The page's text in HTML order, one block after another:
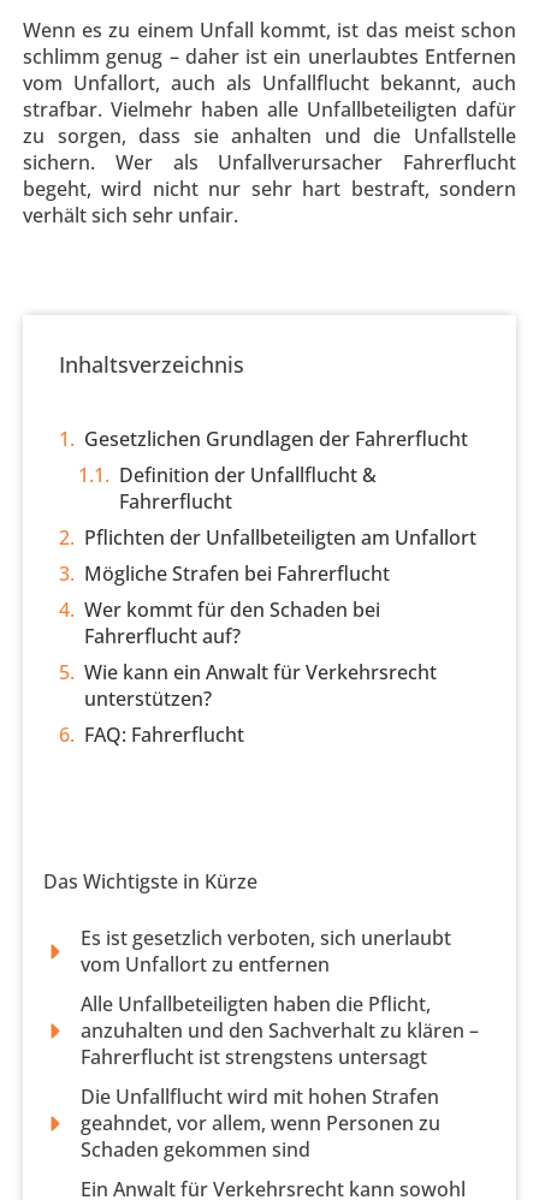
Wenn es zu einem Unfall kommt, ist das meist schon
schlimm genug – daher ist ein unerlaubtes Entfernen
vom Unfallort, auch als Unfallflucht bekannt, auch
strafbar. Vielmehr haben alle Unfallbeteiligten dafür
zu sorgen, dass sie anhalten und die Unfallstelle
sichern. Wer als Unfallverursacher Fahrerflucht
begeht, wird nicht nur sehr hart bestraft, sondern
verhält sich sehr unfair.
Inhaltsverzeichnis
Gesetzlichen Grundlagen der Fahrerflucht
Definition der Unfallflucht &
Fahrerflucht
Pflichten der Unfallbeteiligten am Unfallort
Mögliche Strafen bei Fahrerflucht
Wer kommt für den Schaden bei
Fahrerflucht auf?
Wie kann ein Anwalt für Verkehrsrecht
unterstützen?
FAQ: Fahrerflucht
Das Wichtigste in Kürze
Es ist gesetzlich verboten, sich unerlaubt
vom Unfallort zu entfernen
Alle Unfallbeteiligten haben die Pflicht,
anzuhalten und den Sachverhalt zu klären –
Fahrerflucht ist strengstens untersagt
Die Unfallflucht wird mit hohen Strafen
geahndet, vor allem, wenn Personen zu
Schaden gekommen sind
Ein Anwalt für Verkehrsrecht kann sowohl